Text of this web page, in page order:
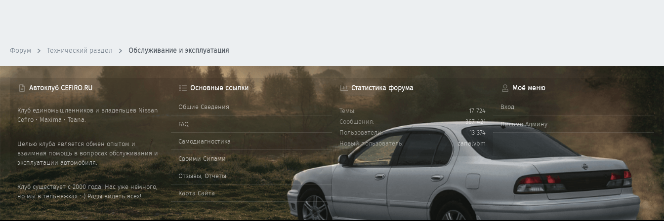
Форум Технический раздел Обслуживание и эксплуатация
Автоклуб CEFIRO.RU
Клуб единомышленников и владельцев Nissan
Cefiro • Maxima • Teana.
Целью клуба является обмен опытом и
взаимная помощь в вопросах обслуживания и
эксплуатации автомобиля.
Клуб существует с 2000 года. Нас уже немного,
но мы в тельняжках :-) Рады видеть всех!
Основные ссылки
Общие Сведения
FAQ
Самодиагностика
Своими Силами
Отзывы, Отчеты
Карта Сайта
Статистика форума
Темы
17 724
Сообщения
367 421
Пользователи
13 374
Новый пользователь
canalvbm
Моё меню
Вход
Письмо Админу